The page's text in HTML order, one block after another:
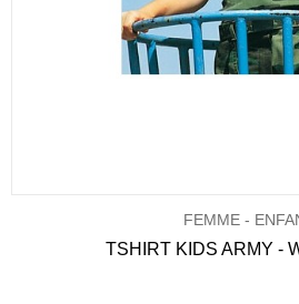
FEMME -
TSHIRT KIDS ARMY -